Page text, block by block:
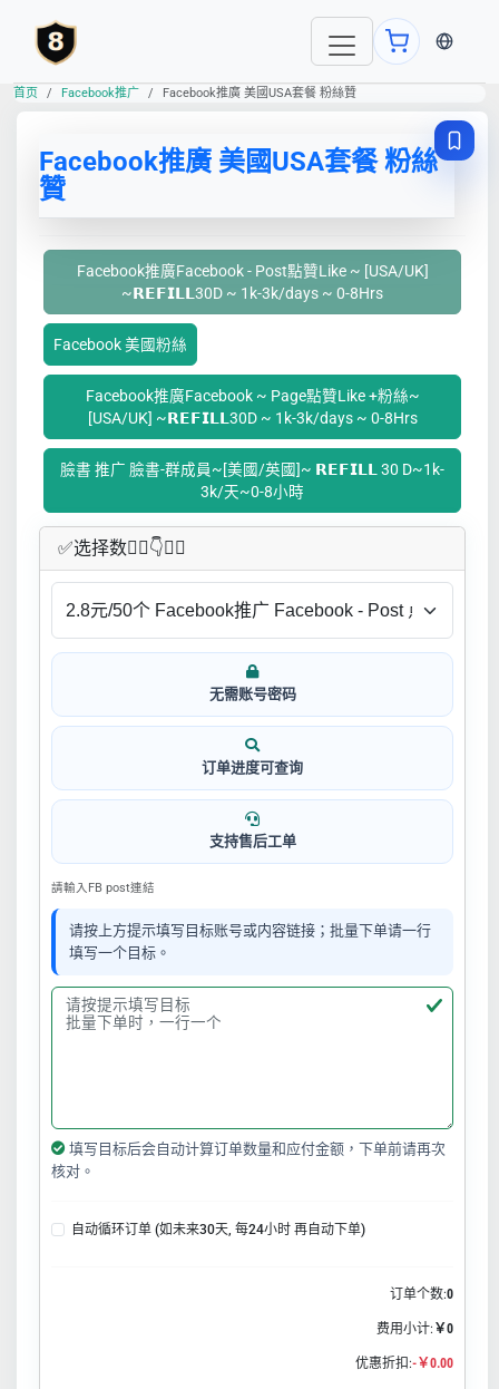
当前语
首页 Facebook推广 Facebook推廣 美國USA套餐 粉絲贊
Facebook推廣 美國USA套餐 粉絲
贊
Facebook推廣Facebook - Post點贊Like ~ [USA/UK]
~𝗥𝗘𝗙𝗜𝗟𝗟30D ~ 1k-3k/days ~ 0-8Hrs
Facebook 美國粉絲
Facebook推廣Facebook ~ Page點贊Like +粉絲~
[USA/UK] ~𝗥𝗘𝗙𝗜𝗟𝗟30D ~ 1k-3k/days ~ 0-8Hrs
臉書 推广 臉書-群成員~[美國/英國]~ 𝗥𝗘𝗙𝗜𝗟𝗟 30 D~1k-
3k/天~0-8小時
✅​选择数👇🏻​​👇👇🏻​​
无需账号密码
订单进度可查询
支持售后工单
請輸入FB post連結
请按上方提示填写目标账号或内容链接；批量下单请一行
填写一个目标。
填写目标后会自动计算订单数量和应付金额，下单前请再次
核对。
自动循环订单 (如未来30天, 每24小时 再自动下单)
订单个数:0
费用小计: ￥0
优惠折扣:-￥0.00